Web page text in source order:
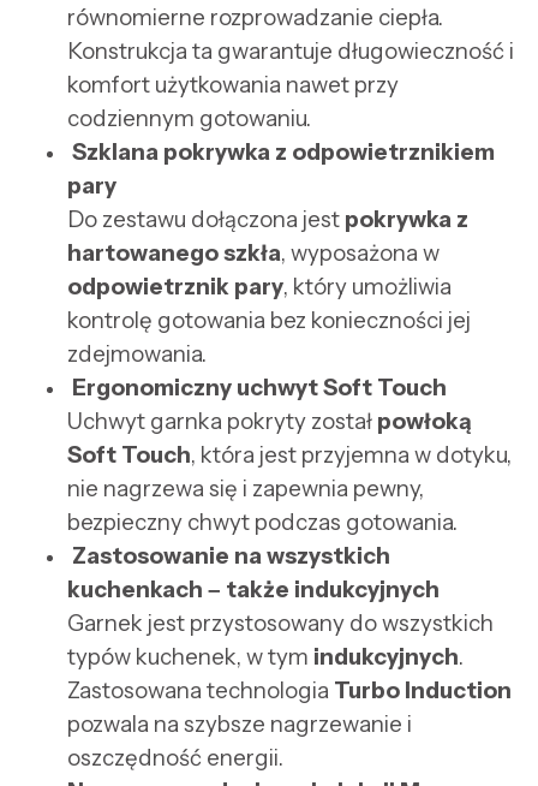
równomierne rozprowadzanie ciepła.
Konstrukcja ta gwarantuje długowieczność i
komfort użytkowania nawet przy
codziennym gotowaniu.
Szklana pokrywka z odpowietrznikiem
pary
Do zestawu dołączona jest pokrywka z
hartowanego szkła, wyposażona w
odpowietrznik pary, który umożliwia
kontrolę gotowania bez konieczności jej
zdejmowania.
Ergonomiczny uchwyt Soft Touch
Uchwyt garnka pokryty został powłoką
Soft Touch, która jest przyjemna w dotyku,
nie nagrzewa się i zapewnia pewny,
bezpieczny chwyt podczas gotowania.
Zastosowanie na wszystkich
kuchenkach – także indukcyjnych
Garnek jest przystosowany do wszystkich
typów kuchenek, w tym indukcyjnych.
Zastosowana technologia Turbo Induction
pozwala na szybsze nagrzewanie i
oszczędność energii.